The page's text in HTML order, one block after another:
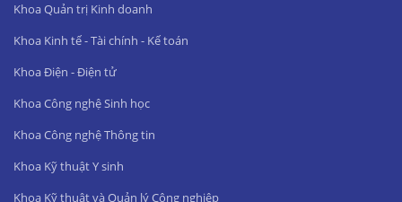
Khoa Quản trị Kinh doanh
Khoa Kinh tế - Tài chính - Kế toán
Khoa Điện - Điện tử
Khoa Công nghệ Sinh học
Khoa Công nghệ Thông tin
Khoa Kỹ thuật Y sinh
Khoa Kỹ thuật và Quản lý Công nghiệp